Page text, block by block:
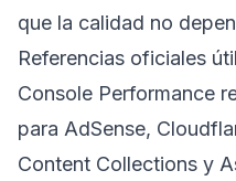
que la calidad no
Referencias oficiales
Console Performance
para AdSense,
Content Collections y